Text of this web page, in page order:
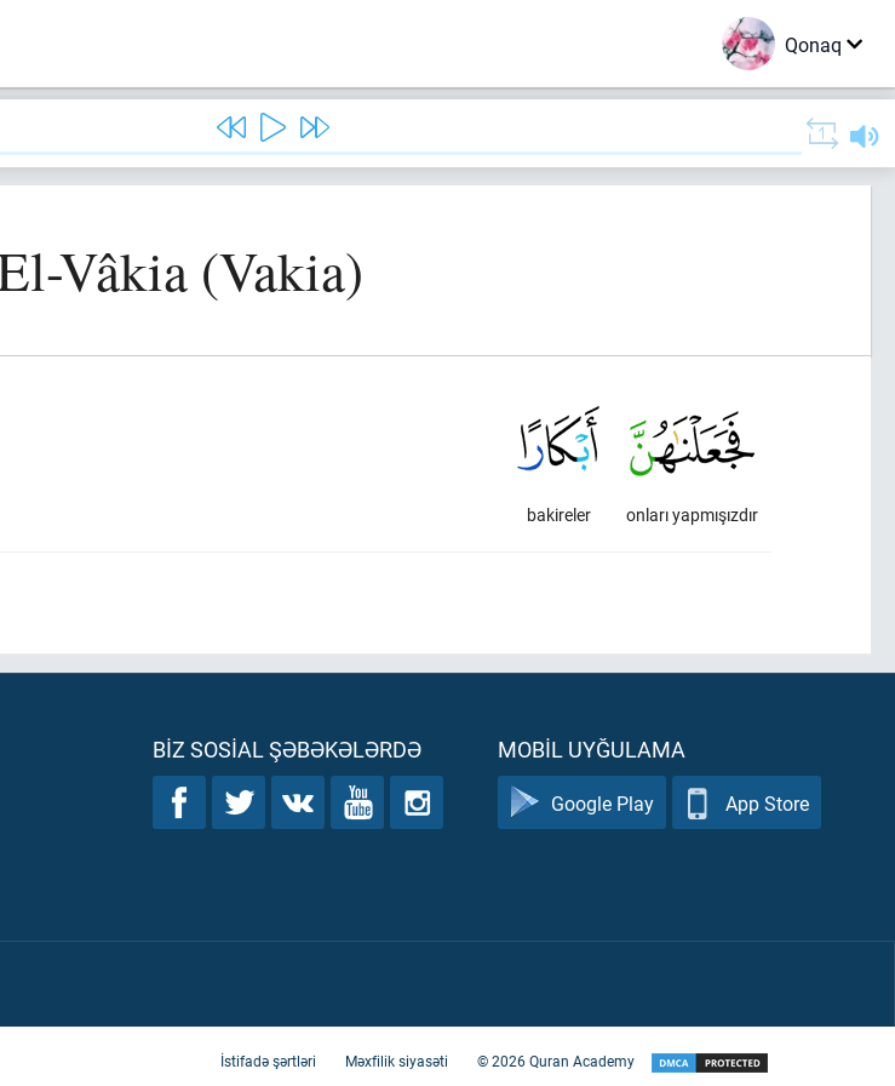
Qonaq
Vâkia (Vakia)
onları yapmışızdır
bakireler
BIZ SOSIAL ŞƏBƏKƏLƏRDƏ MOBIL UYĞULAMA
Google Play App Store
İstifadə şərtləri Məxfilik siyasəti ©2026Quran Academy